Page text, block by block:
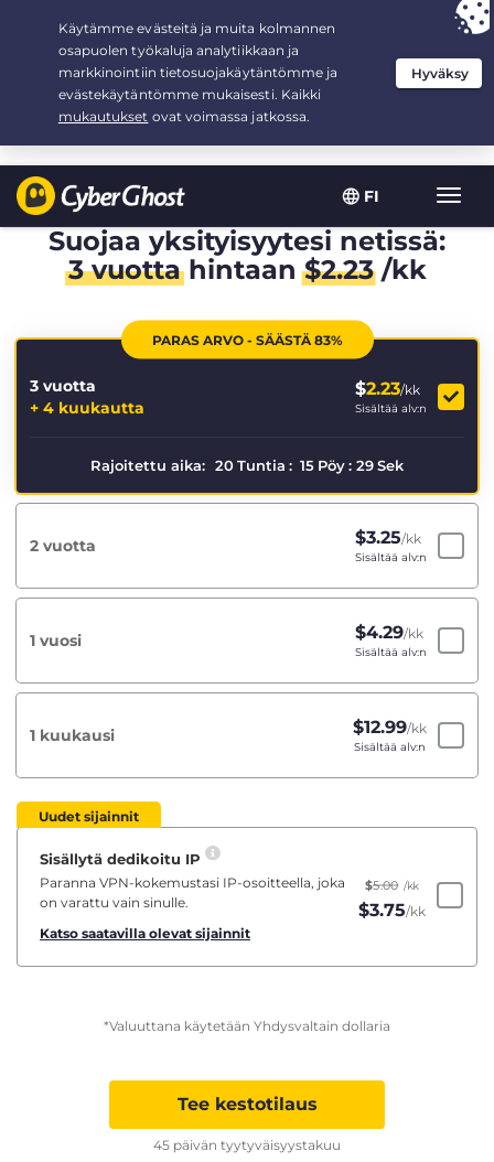
FI
Your choice:The Best Deal for 3.3333333333333-years at $
/month
Suojaa yksityisyytesi netissä:
3 vuottahintaan$2.23/kk
PARAS ARVO - SÄÄSTÄ 83%
3 vuotta
+ 4 kuukautta
$2.23/kk
Sisältää alv:n
Rajoitettu aika: 20Tuntia : 15 Pöy: 29Sek
2 vuotta $3.25/kk
Sisältää alv:n
1 vuosi $4.29/kk
Sisältää alv:n
1 kuukausi $12.99/kk
Sisältää alv:n
Uudet sijainnit
Sisällytä dedikoitu IP
Paranna VPN-kokemustasi IP-osoitteella, joka
on varattu vain sinulle.
Katso saatavilla olevat sijainnit
$5.00 /kk
$3.75/kk
*Valuuttana käytetään Yhdysvaltain dollaria
Tee kestotilaus
45 päivän tyytyväisyystakuu